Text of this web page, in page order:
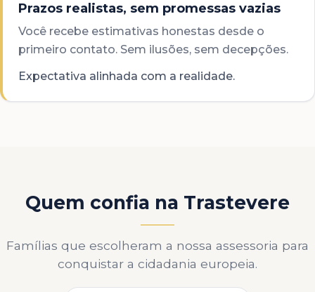
Prazos realistas, sem promessas vazias
Você recebe estimativas honestas desde o
primeiro contato. Sem ilusões, sem decepções.
Expectativa alinhada com a realidade.
Quem confia na Trastevere
Famílias que escolheram a nossa assessoria para
conquistar a cidadania europeia.